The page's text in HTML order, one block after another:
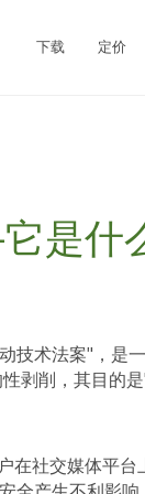
下载 定价
是什
技术法案"，是
剥削，其目的
在社交媒体平